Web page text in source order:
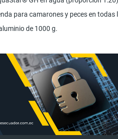
para camarones y peces en
de 1000 g.